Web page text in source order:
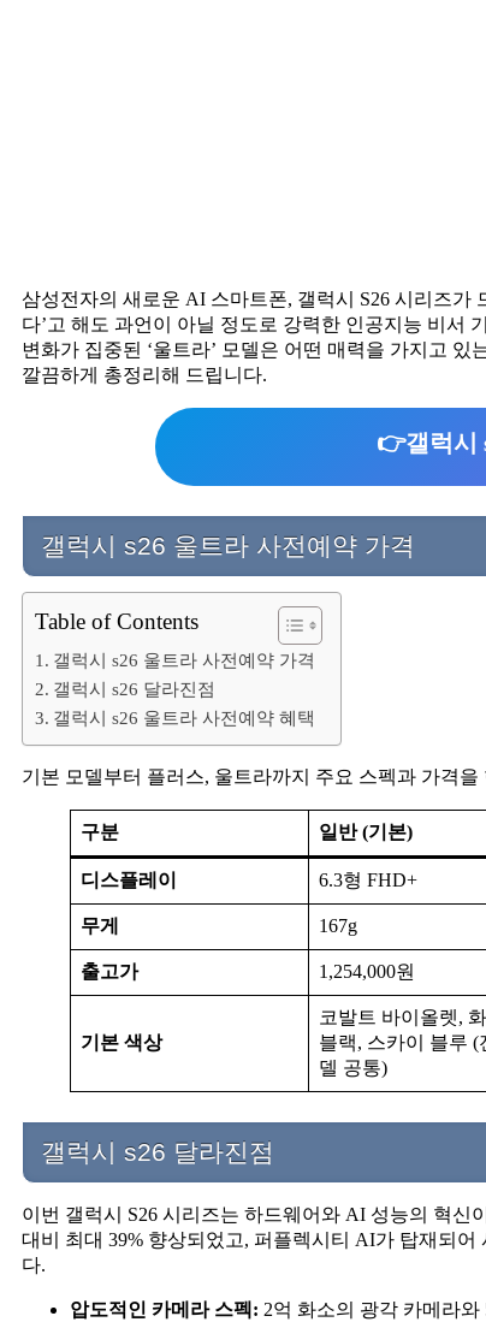
삼성전자의 새로운 AI 스마트폰, 갤럭시 S26 시리즈
다’고 해도 과언이 아닐 정도로 강력한 인공지능 비서
변화가 집중된 ‘울트라’ 모델은 어떤 매력을 가지고
깔끔하게 총정리해 드립니다.
👉갤럭시
갤럭시 s26 울트라 사전예약 가격
Table of Contents
갤럭시 s26 울트라 사전예약 가격
갤럭시 s26 달라진점
갤럭시 s26 울트라 사전예약 혜택
기본 모델부터 플러스, 울트라까지 주요 스펙과 가격을
구분 일반 (기본)
디스플레이 6.3형 FHD+
무게 167g
출고가 1,254,000원
기본 색상
코발트 바이올렛,
블랙, 스카이 블루 (
델 공통)
갤럭시 s26 달라진점
이번 갤럭시 S26 시리즈는 하드웨어와 AI 성능의 혁
대비 최대 39% 향상되었고, 퍼플렉시티 AI가 탑재되
다.
압도적인 카메라 스펙: 2억 화소의 광각 카메라